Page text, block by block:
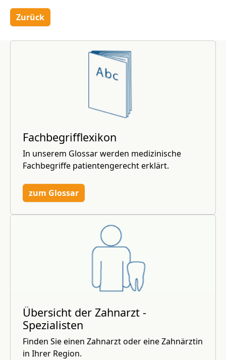
Zurück
Fachbegrifflexikon
In unserem Glossar werden medizinische
Fachbegriffe patientengerecht erklärt.
zum Glossar
Übersicht der Zahnarzt -
Spezialisten
Finden Sie einen Zahnarzt oder eine Zahnärztin
in Ihrer Region.